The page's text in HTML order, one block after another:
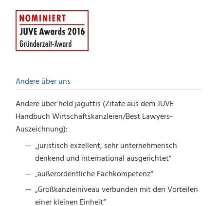
Andere über uns
Andere über held jaguttis (Zitate aus dem JUVE
Handbuch Wirtschaftskanzleien/Best Lawyers-
Auszeichnung):
„juristisch exzellent, sehr unternehmerisch
denkend und international ausgerichtet“
„außerordentliche Fachkompetenz“
„Großkanzleiniveau verbunden mit den Vorteilen
einer kleinen Einheit“